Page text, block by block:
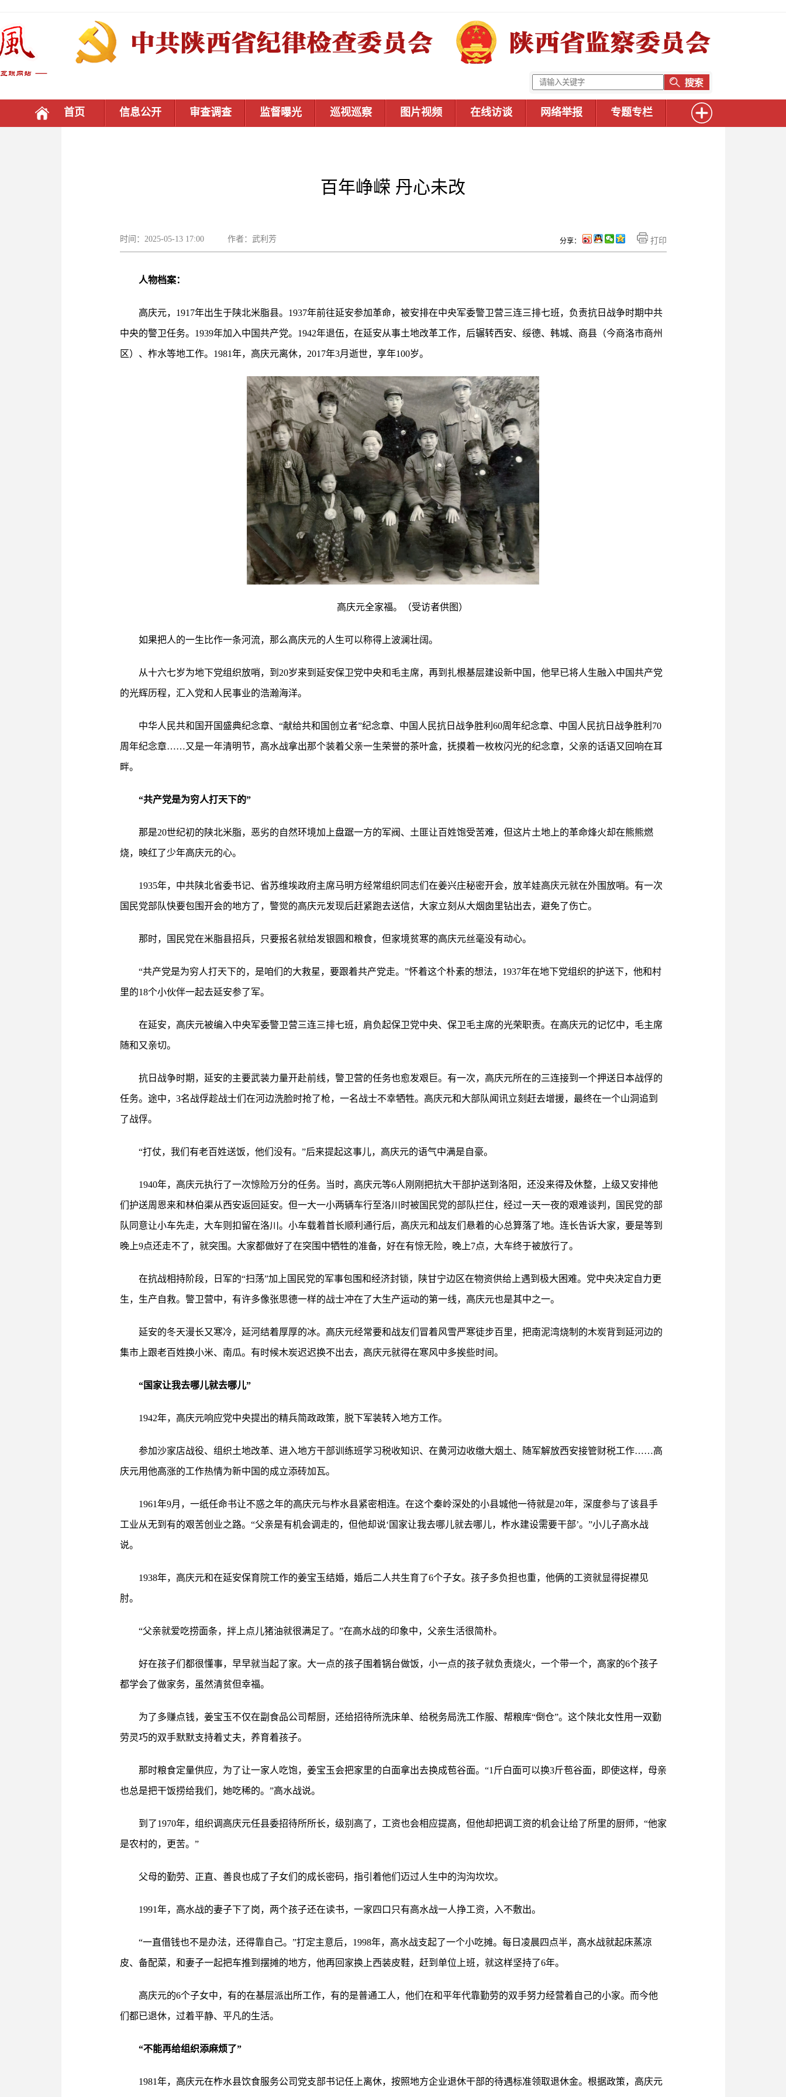
首页 信息公开 审查调查 监督曝光 巡视巡察 图片视频 在线访谈 网络举报 专题专栏
百年峥嵘 丹心未改
时间：2025-05-13 17:00 作者：武利芳 打印
分享：
人物档案：
高庆元，1917年出生于陕北米脂县。1937年前往延安参加革命，被安排在中央军委警卫营三连三排七班，负责抗日战争时期中共
中央的警卫任务。1939年加入中国共产党。1942年退伍，在延安从事土地改革工作，后辗转西安、绥德、韩城、商县（今商洛市商州
区）、柞水等地工作。1981年，高庆元离休，2017年3月逝世，享年100岁。
高庆元全家福。（受访者供图）
如果把人的一生比作一条河流，那么高庆元的人生可以称得上波澜壮阔。
从十六七岁为地下党组织放哨，到20岁来到延安保卫党中央和毛主席，再到扎根基层建设新中国，他早已将人生融入中国共产党
的光辉历程，汇入党和人民事业的浩瀚海洋。
中华人民共和国开国盛典纪念章、“献给共和国创立者”纪念章、中国人民抗日战争胜利60周年纪念章、中国人民抗日战争胜利70
周年纪念章……又是一年清明节，高水战拿出那个装着父亲一生荣誉的茶叶盒，抚摸着一枚枚闪光的纪念章，父亲的话语又回响在耳
畔。
“共产党是为穷人打天下的”
那是20世纪初的陕北米脂，恶劣的自然环境加上盘踞一方的军阀、土匪让百姓饱受苦难，但这片土地上的革命烽火却在熊熊燃
烧，映红了少年高庆元的心。
1935年，中共陕北省委书记、省苏维埃政府主席马明方经常组织同志们在姜兴庄秘密开会，放羊娃高庆元就在外围放哨。有一次
国民党部队快要包围开会的地方了，警觉的高庆元发现后赶紧跑去送信，大家立刻从大烟囱里钻出去，避免了伤亡。
那时，国民党在米脂县招兵，只要报名就给发银圆和粮食，但家境贫寒的高庆元丝毫没有动心。
“共产党是为穷人打天下的，是咱们的大救星，要跟着共产党走。”怀着这个朴素的想法，1937年在地下党组织的护送下，他和村
里的18个小伙伴一起去延安参了军。
在延安，高庆元被编入中央军委警卫营三连三排七班，肩负起保卫党中央、保卫毛主席的光荣职责。在高庆元的记忆中，毛主席
随和又亲切。
抗日战争时期，延安的主要武装力量开赴前线，警卫营的任务也愈发艰巨。有一次，高庆元所在的三连接到一个押送日本战俘的
任务。途中，3名战俘趁战士们在河边洗脸时抢了枪，一名战士不幸牺牲。高庆元和大部队闻讯立刻赶去增援，最终在一个山洞追到
了战俘。
“打仗，我们有老百姓送饭，他们没有。”后来提起这事儿，高庆元的语气中满是自豪。
1940年，高庆元执行了一次惊险万分的任务。当时，高庆元等6人刚刚把抗大干部护送到洛阳，还没来得及休整，上级又安排他
们护送周恩来和林伯渠从西安返回延安。但一大一小两辆车行至洛川时被国民党的部队拦住，经过一天一夜的艰难谈判，国民党的部
队同意让小车先走，大车则扣留在洛川。小车载着首长顺利通行后，高庆元和战友们悬着的心总算落了地。连长告诉大家，要是等到
晚上9点还走不了，就突围。大家都做好了在突围中牺牲的准备，好在有惊无险，晚上7点，大车终于被放行了。
在抗战相持阶段，日军的“扫荡”加上国民党的军事包围和经济封锁，陕甘宁边区在物资供给上遇到极大困难。党中央决定自力更
生，生产自救。警卫营中，有许多像张思德一样的战士冲在了大生产运动的第一线，高庆元也是其中之一。
延安的冬天漫长又寒冷，延河结着厚厚的冰。高庆元经常要和战友们冒着风雪严寒徒步百里，把南泥湾烧制的木炭背到延河边的
集市上跟老百姓换小米、南瓜。有时候木炭迟迟换不出去，高庆元就得在寒风中多挨些时间。
“国家让我去哪儿就去哪儿”
1942年，高庆元响应党中央提出的精兵简政政策，脱下军装转入地方工作。
参加沙家店战役、组织土地改革、进入地方干部训练班学习税收知识、在黄河边收缴大烟土、随军解放西安接管财税工作……高
庆元用他高涨的工作热情为新中国的成立添砖加瓦。
1961年9月，一纸任命书让不惑之年的高庆元与柞水县紧密相连。在这个秦岭深处的小县城他一待就是20年，深度参与了该县手
工业从无到有的艰苦创业之路。“父亲是有机会调走的，但他却说‘国家让我去哪儿就去哪儿，柞水建设需要干部’。”小儿子高水战
说。
1938年，高庆元和在延安保育院工作的姜宝玉结婚，婚后二人共生育了6个子女。孩子多负担也重，他俩的工资就显得捉襟见
肘。
“父亲就爱吃捞面条，拌上点儿猪油就很满足了。”在高水战的印象中，父亲生活很简朴。
好在孩子们都很懂事，早早就当起了家。大一点的孩子围着锅台做饭，小一点的孩子就负责烧火，一个带一个，高家的6个孩子
都学会了做家务，虽然清贫但幸福。
为了多赚点钱，姜宝玉不仅在副食品公司帮厨，还给招待所洗床单、给税务局洗工作服、帮粮库“倒仓”。这个陕北女性用一双勤
劳灵巧的双手默默支持着丈夫，养育着孩子。
那时粮食定量供应，为了让一家人吃饱，姜宝玉会把家里的白面拿出去换成苞谷面。“1斤白面可以换3斤苞谷面，即使这样，母亲
也总是把干饭捞给我们，她吃稀的。”高水战说。
到了1970年，组织调高庆元任县委招待所所长，级别高了，工资也会相应提高，但他却把调工资的机会让给了所里的厨师，“他家
是农村的，更苦。”
父母的勤劳、正直、善良也成了子女们的成长密码，指引着他们迈过人生中的沟沟坎坎。
1991年，高水战的妻子下了岗，两个孩子还在读书，一家四口只有高水战一人挣工资，入不敷出。
“一直借钱也不是办法，还得靠自己。”打定主意后，1998年，高水战支起了一个小吃摊。每日凌晨四点半，高水战就起床蒸凉
皮、备配菜，和妻子一起把车推到摆摊的地方，他再回家换上西装皮鞋，赶到单位上班，就这样坚持了6年。
高庆元的6个子女中，有的在基层派出所工作，有的是普通工人，他们在和平年代靠勤劳的双手努力经营着自己的小家。而今他
们都已退休，过着平静、平凡的生活。
“不能再给组织添麻烦了”
1981年，高庆元在柞水县饮食服务公司党支部书记任上离休，按照地方企业退休干部的待遇标准领取退休金。根据政策，高庆元